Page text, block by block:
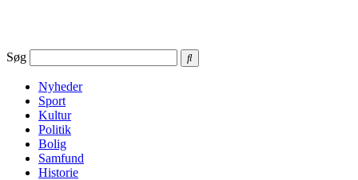
Søg
Nyheder
Sport
Kultur
Politik
Bolig
Samfund
Historie